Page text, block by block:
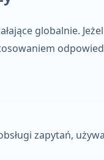
globalnie.
zapytań,